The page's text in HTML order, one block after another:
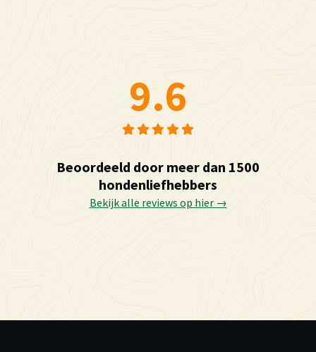
9.6
Beoordeeld door meer dan 1500
hondenliefhebbers
Bekijk alle reviews op hier →